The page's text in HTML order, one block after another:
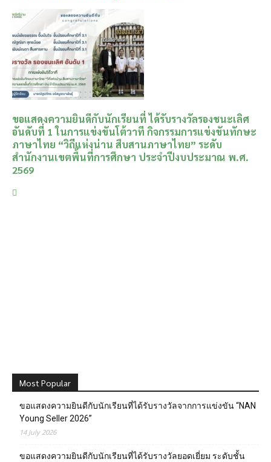
ขอแสดงความยินดีกับนักเรียนที่ ได้รับรางวัลรองชนะเลิศ
อันดับที่ 1 ในการแข่งขันโต้วาที กิจกรรมการแข่งขันทักษะ
ภาษาไทย “วิถีแห่งน่าน สืบสานภาษาไทย” ระดับ
สำนักงานเขตพื้นที่การศึกษา ประจำปีงบประมาณ พ.ศ.
2569
Most Popular
ขอแสดงความยินดีกับนักเรียนที่ได้รับรางวัลจากการแข่งขัน “NAN
Young Seller 2026”
14 July 2026
ขอแสดงความยินดีกับนักเรียนที่ได้รับรางวัลยอดเยี่ยม ระดับชั้น